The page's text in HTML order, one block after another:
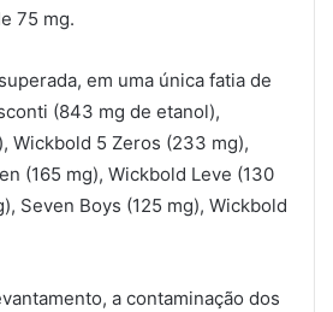
75 mg.
em uma única fatia de
(843 mg de etanol),
Wickbold 5 Zeros (233 mg),
(165 mg), Wickbold Leve (130
Seven Boys (125 mg), Wickbold
a contaminação dos